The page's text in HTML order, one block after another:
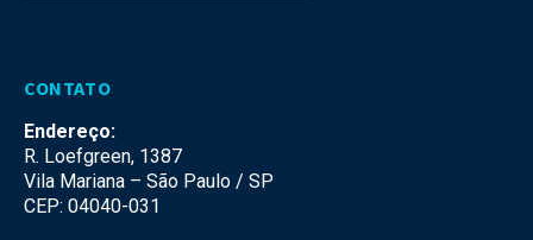
CONTATO
Endereço:
R. Loefgreen, 1387
Vila Mariana – São Paulo / SP
CEP: 04040-031